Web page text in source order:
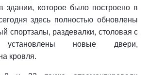
здании, которое было построено в
здесь полностью обновлены
спортзалы, раздевалки, столовая с
установлены новые двери,
кровля.